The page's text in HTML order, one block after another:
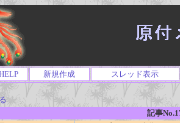
新規作成 スレッド表示
記事